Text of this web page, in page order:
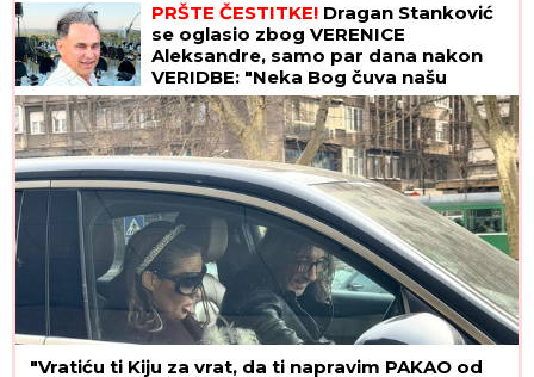
PRŠTE ČESTITKE! Dragan Stanković
se oglasio zbog VERENICE
Aleksandre, samo par dana nakon
VERIDBE: "Neka Bog čuva našu
ljubav!"
"Vratiću ti Kiju za vrat, da ti napravim PAKAO od